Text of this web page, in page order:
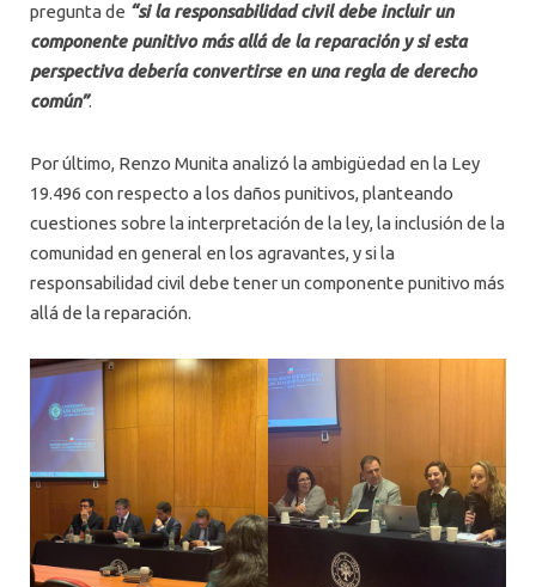
pregunta de “si la responsabilidad civil debe incluir un
componente punitivo más allá de la reparación y si esta
perspectiva debería convertirse en una regla de derecho
común”.
Por último, Renzo Munita analizó la ambigüedad en la Ley
19.496 con respecto a los daños punitivos, planteando
cuestiones sobre la interpretación de la ley, la inclusión de la
comunidad en general en los agravantes, y si la
responsabilidad civil debe tener un componente punitivo más
allá de la reparación.